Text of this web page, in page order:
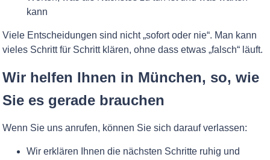
kann
Viele Entscheidungen sind nicht „sofort oder nie“. Man kann
vieles Schritt für Schritt klären, ohne dass etwas „falsch“ läuft.
Wir helfen Ihnen in München, so, wie
Sie es gerade brauchen
Wenn Sie uns anrufen, können Sie sich darauf verlassen:
Wir erklären Ihnen die nächsten Schritte ruhig und